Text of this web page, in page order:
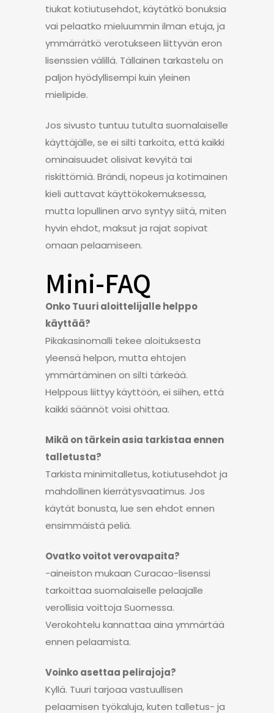
tiukat kotiutusehdot, käytätkö bonuksia
vai pelaatko mieluummin ilman etuja, ja
ymmärrätkö verotukseen liittyvän eron
lisenssien välillä. Tällainen tarkastelu on
paljon hyödyllisempi kuin yleinen
mielipide.
Jos sivusto tuntuu tutulta suomalaiselle
käyttäjälle, se ei silti tarkoita, että kaikki
ominaisuudet olisivat kevyitä tai
riskittömiä. Brändi, nopeus ja kotimainen
kieli auttavat käyttökokemuksessa,
mutta lopullinen arvo syntyy siitä, miten
hyvin ehdot, maksut ja rajat sopivat
omaan pelaamiseen.
Mini-FAQ
Onko Tuuri aloittelijalle helppo
käyttää?
Pikakasinomalli tekee aloituksesta
yleensä helpon, mutta ehtojen
ymmärtäminen on silti tärkeää.
Helppous liittyy käyttöön, ei siihen, että
kaikki säännöt voisi ohittaa.
Mikä on tärkein asia tarkistaa ennen
talletusta?
Tarkista minimitalletus, kotiutusehdot ja
mahdollinen kierrätysvaatimus. Jos
käytät bonusta, lue sen ehdot ennen
ensimmäistä peliä.
Ovatko voitot verovapaita?
-aineiston mukaan Curacao-lisenssi
tarkoittaa suomalaiselle pelaajalle
verollisia voittoja Suomessa.
Verokohtelu kannattaa aina ymmärtää
ennen pelaamista.
Voinko asettaa pelirajoja?
Kyllä. Tuuri tarjoaa vastuullisen
pelaamisen työkaluja, kuten talletus- ja